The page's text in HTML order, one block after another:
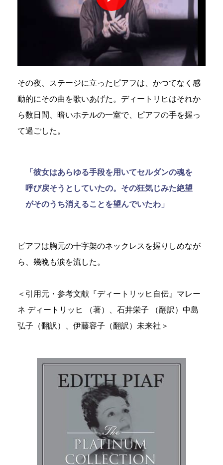
その夜、ステージに立ったピアフは、かつてなく感
動的にその曲を歌いあげた。ディートリヒはそれか
ら数日間、暗いホテルの一室で、ピアフの手を握っ
て過ごした。
「彼女はあらゆる手段を用いてセルダンの魂を
呼び戻そうとしていたの。その狂気じみた絶望
がそのうち消えることを望んでいたわ」
ピアフは胸元の十字架のネックレスを握りしめなが
ら、幾晩も涙を流した。
＜引用元・参考文献『ディートリッヒ自伝』マレー
ネ ディートリッヒ （著）、石井栄子 （翻訳）中島
弘子（翻訳）、伊藤容子（翻訳）未来社＞